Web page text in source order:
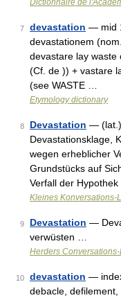
Dictionnaire de
7 devastation — mid
devastationem
devastare lay waste
(Cf. de )) + vastare
(see WASTE …
Etymology dictionary
8 Devastation —
Devastationsklage,
wegen erheblicher
Grundstücks auf
Verfall der
Kleines Konversations-
9 Devastation —
verwüsten …
Herders
10 devastation —
debacle,